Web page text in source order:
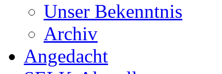
Unser Bekenntnis
Archiv
Angedacht